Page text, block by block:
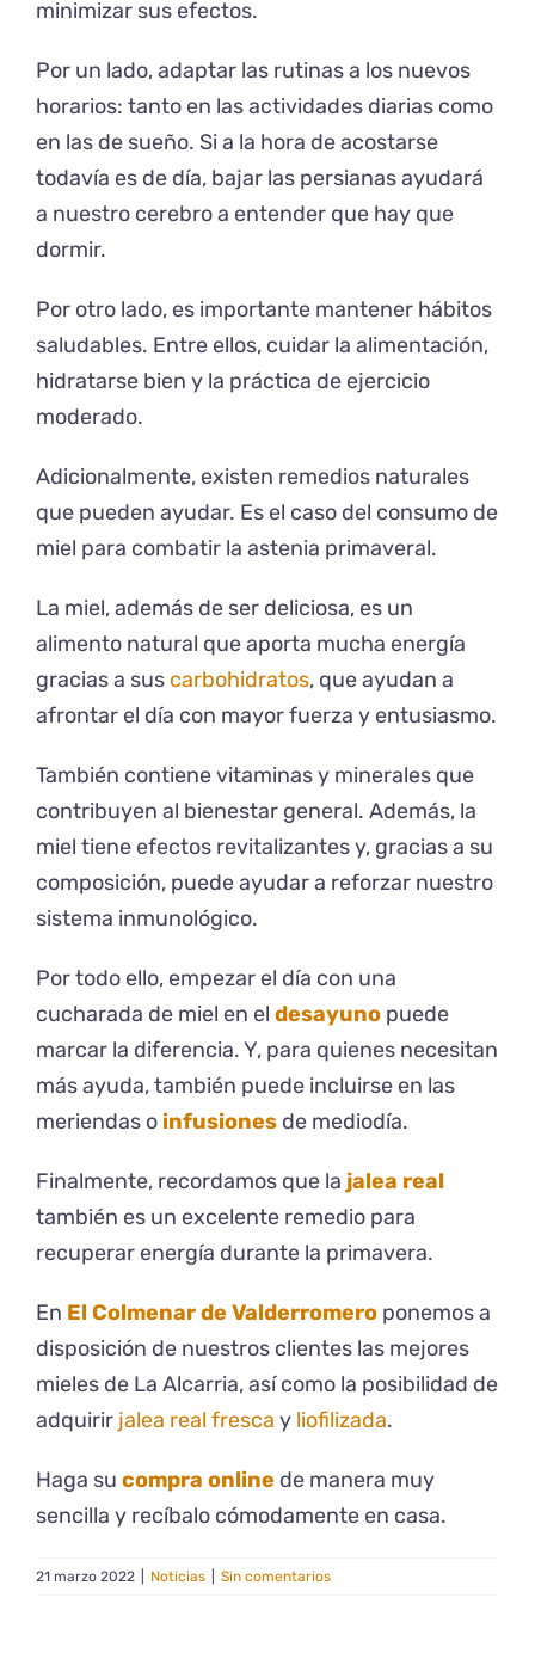
minimizar sus efectos.
Por un lado, adaptar las rutinas a los nuevos
horarios: tanto en las actividades diarias como
en las de sueño. Si a la hora de acostarse
todavía es de día, bajar las persianas ayudará
a nuestro cerebro a entender que hay que
dormir.
Por otro lado, es importante mantener hábitos
saludables. Entre ellos, cuidar la alimentación,
hidratarse bien y la práctica de ejercicio
moderado.
Adicionalmente, existen remedios naturales
que pueden ayudar. Es el caso del consumo de
miel para combatir la astenia primaveral.
La miel, además de ser deliciosa, es un
alimento natural que aporta mucha energía
gracias a sus carbohidratos, que ayudan a
afrontar el día con mayor fuerza y entusiasmo.
También contiene vitaminas y minerales que
contribuyen al bienestar general. Además, la
miel tiene efectos revitalizantes y, gracias a su
composición, puede ayudar a reforzar nuestro
sistema inmunológico.
Por todo ello, empezar el día con una
cucharada de miel en el desayuno puede
marcar la diferencia. Y, para quienes necesitan
más ayuda, también puede incluirse en las
meriendas o infusiones de mediodía.
Finalmente, recordamos que la jalea real
también es un excelente remedio para
recuperar energía durante la primavera.
En El Colmenar de Valderromero ponemos a
disposición de nuestros clientes las mejores
mieles de La Alcarria, así como la posibilidad de
adquirir jalea real fresca y liofilizada.
Haga su compra online de manera muy
sencilla y recíbalo cómodamente en casa.
21 marzo 2022 Noticias Sin comentarios